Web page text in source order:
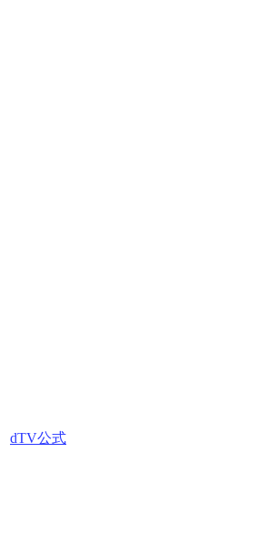
dTV公式